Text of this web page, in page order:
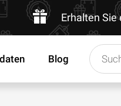
Erhalten
Blog